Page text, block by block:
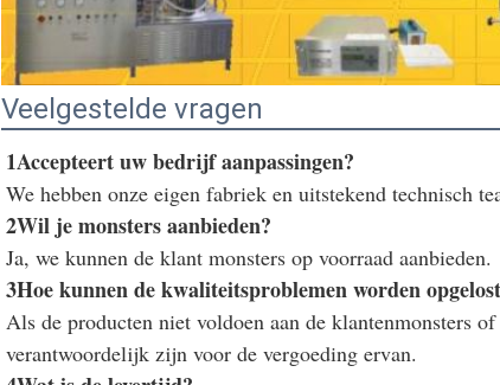
Veelgestelde vragen
1Accepteert uw bedrijf aanpassingen?
We hebben onze eigen fabriek en uitstekend technisch
2Wil je monsters aanbieden?
Ja, we kunnen de klant monsters op voorraad aanbieden.
3Hoe kunnen de kwaliteitsproblemen worden
Als de producten niet voldoen aan de klantenmonsters
verantwoordelijk zijn voor de vergoeding ervan.